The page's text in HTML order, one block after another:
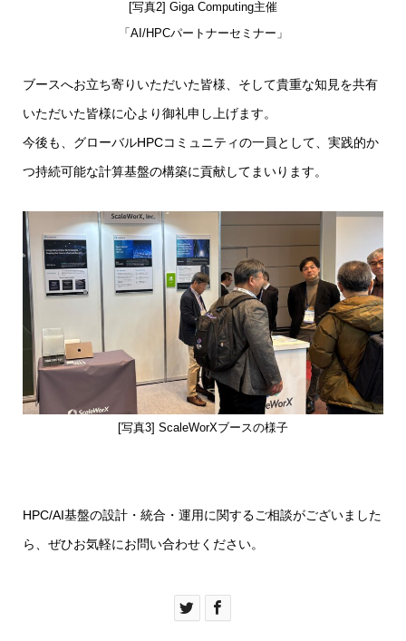
[写真2] Giga Computing主催
「AI/HPCパートナーセミナー」
ブースへお立ち寄りいただいた皆様、そして貴重な知見を共有
いただいた皆様に心より御礼申し上げます。
今後も、グローバルHPCコミュニティの一員として、実践的か
つ持続可能な計算基盤の構築に貢献してまいります。
[写真3] ScaleWorXブースの様子
HPC/AI基盤の設計・統合・運用に関するご相談がございました
ら、ぜひお気軽にお問い合わせください。